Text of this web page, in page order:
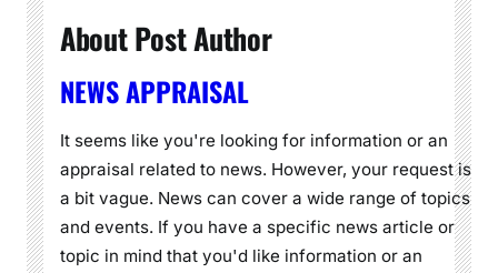
About Post Author
NEWS APPRAISAL
It seems like you're looking for information or an
appraisal related to news. However, your request is
a bit vague. News can cover a wide range of topics
and events. If you have a specific news article or
topic in mind that you'd like information or an